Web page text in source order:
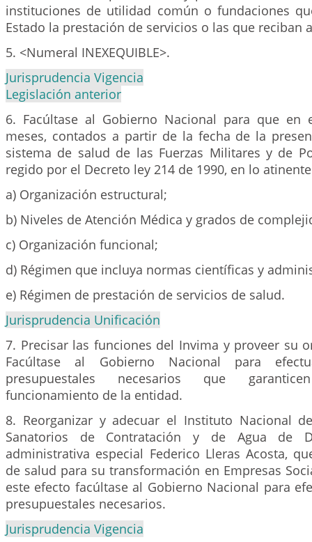
instituciones de utilidad común o fundaciones
Estado la prestación de servicios o las que reciban
5. <Numeral INEXEQUIBLE>.
Jurisprudencia Vigencia
Legislación anterior
6. Facúltase al Gobierno Nacional para que en
meses, contados a partir de la fecha de la
sistema de salud de las Fuerzas Militares y de
regido por el Decreto ley 214 de 1990, en lo
a) Organización estructural;
b) Niveles de Atención Médica y grados de
c) Organización funcional;
d) Régimen que incluya normas científicas y
e) Régimen de prestación de servicios de salud.
Jurisprudencia Unificación
7. Precisar las funciones del Invima y proveer su
Facúltase al Gobierno Nacional para
presupuestales necesarios que
funcionamiento de la entidad.
8. Reorganizar y adecuar el Instituto Nacional
Sanatorios de Contratación y de Agua de
administrativa especial Federico Lleras Acosta,
de salud para su transformación en Empresas
este efecto facúltase al Gobierno Nacional para
presupuestales necesarios.
Jurisprudencia Vigencia